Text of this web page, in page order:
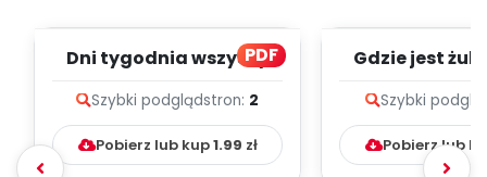
PDF
Dni tygodnia wszyscy
tekst
Szybki podglądstron: 2
Pobierz lub kup1.99 zł
Gdzie jest
Szybki
Pobierz lub